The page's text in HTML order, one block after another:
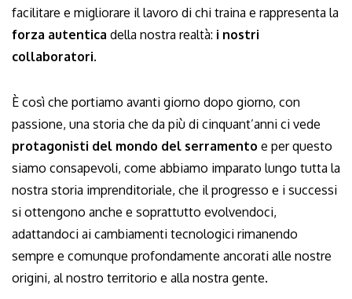
facilitare e migliorare il lavoro di chi traina e rappresenta la
forza autentica della nostra realtà: i nostri
collaboratori.
È così che portiamo avanti giorno dopo giorno, con
passione, una storia che da più di cinquant’anni ci vede
protagonisti del mondo del serramento e per questo
siamo consapevoli, come abbiamo imparato lungo tutta la
nostra storia imprenditoriale, che il progresso e i successi
si ottengono anche e soprattutto evolvendoci,
adattandoci ai cambiamenti tecnologici rimanendo
sempre e comunque profondamente ancorati alle nostre
origini, al nostro territorio e alla nostra gente.